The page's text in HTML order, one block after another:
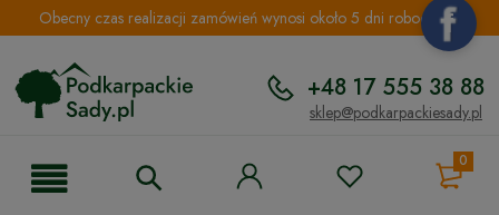
Obecny czas realizacji zamówień wynosi około 5 dni roboczych.
+48 17 555 38 88
sklep@podkarpackiesady.pl
0